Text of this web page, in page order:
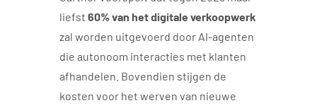
liefst 60% van het digitale verkoopwerk
zal worden uitgevoerd door AI-agenten
die autonoom interacties met klanten
afhandelen. Bovendien stijgen de
kosten voor het werven van nieuwe